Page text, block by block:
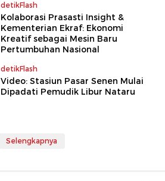
detikFlash
Kolaborasi Prasasti Insight &
Kementerian Ekraf: Ekonomi
Kreatif sebagai Mesin Baru
Pertumbuhan Nasional
detikFlash
Video: Stasiun Pasar Senen Mulai
Dipadati Pemudik Libur Nataru
Selengkapnya